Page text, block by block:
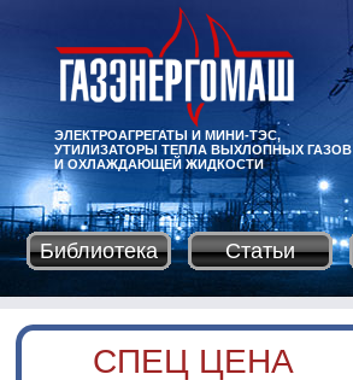
ЭЛЕКТРОАГРЕГАТЫ И МИНИ-ТЭС,
УТИЛИЗАТОРЫ ТЕПЛА ВЫХЛОПНЫХ ГАЗОВ
И ОХЛАЖДАЮЩЕЙ ЖИДКОСТИ
Библиотека Статьи
СПЕЦ ЦЕНА